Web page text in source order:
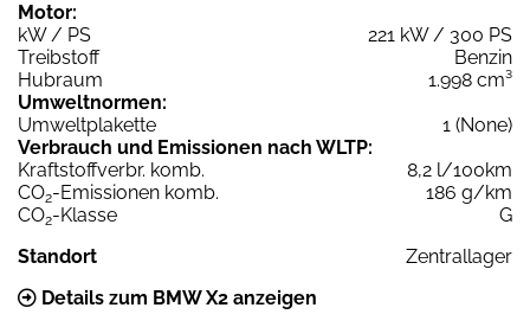
Motor:
kW / PS
221 kW / 300 PS
Treibstoff
Benzin
Hubraum
1.998 cm³
Umweltnormen:
Umweltplakette
1 (None)
Verbrauch und Emissionen nach WLTP:
Kraftstoffverbr. komb.
8,2 l/100km
CO2-Emissionen komb.
186 g/km
CO2-Klasse
G
Standort
Zentrallager
Details zum BMW X2 anzeigen